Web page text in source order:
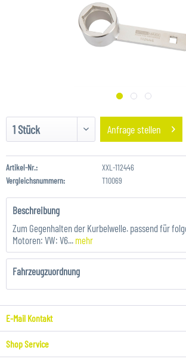
Anfrage stellen
Artikel-Nr.:
XXL-112446
Vergleichsnummern:
T10069
Beschreibung
Zum Gegenhalten der Kurbelwelle. passend für
Motoren: VW: V6... mehr
Fahrzeugzuordnung
E-Mail Kontakt
Shop Service